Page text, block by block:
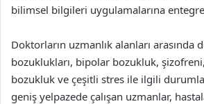
bilimsel bilgileri uygulamalarına
Doktorların uzmanlık alanları arasında
bozuklukları, bipolar bozukluk,
bozukluk ve çeşitli stres ile ilgili
geniş yelpazede çalışan uzmanlar,